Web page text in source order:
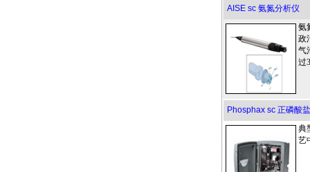
AISE sc 氨氮分析仪
氨
政
气
过
Phosphax sc 正磷酸
典
艺